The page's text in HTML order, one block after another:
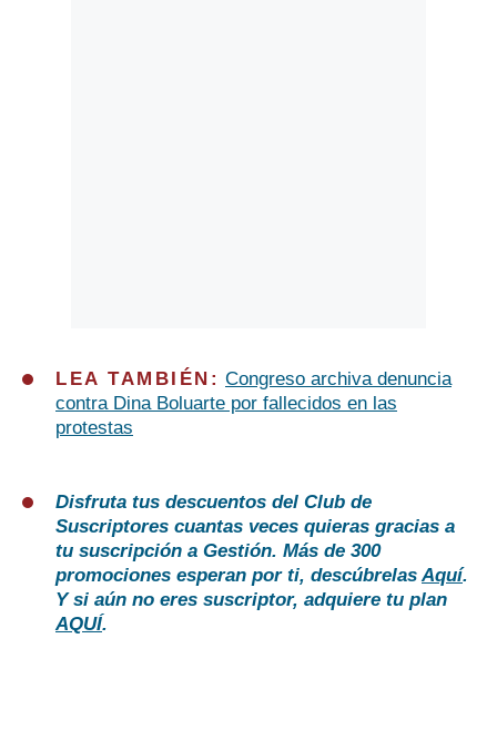
LEA TAMBIÉN: Congreso archiva denuncia
contra Dina Boluarte por fallecidos en las
protestas
Disfruta tus descuentos del Club de
Suscriptores cuantas veces quieras gracias a
tu suscripción a Gestión. Más de 300
promociones esperan por ti, descúbrelasAquí.
Y si aún no eres suscriptor, adquiere tu plan
AQUÍ.